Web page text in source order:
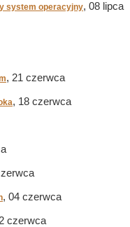
system operacyjny, 08 lipca
, 21 czerwca
, 18 czerwca
, 04 czerwca
czerwca